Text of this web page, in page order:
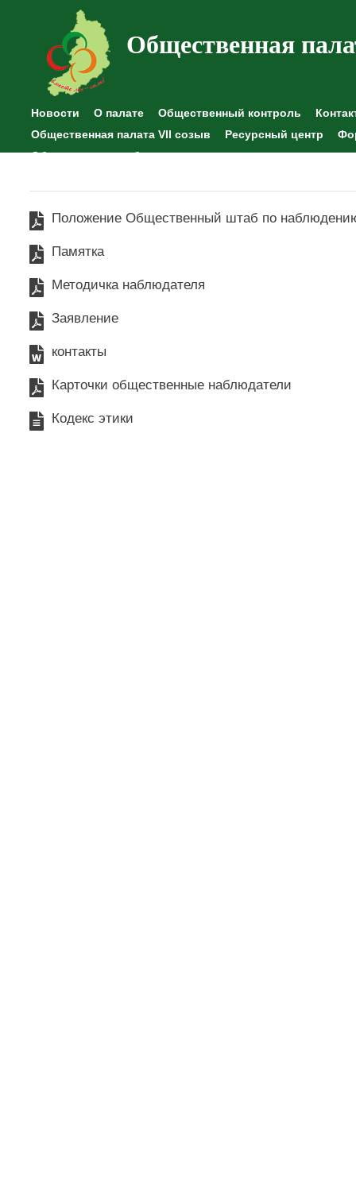
Общественная
Новости О палате Общественный контроль
Общественная палата VII созыв
Ресурсный центр
Общественные наблюдения
Положение Общественный штаб по
Памятка
Методичка наблюдателя
Заявление
контакты
Карточки общественные наблюдатели
Кодекс этики